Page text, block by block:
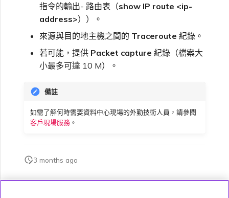
指令的輸出- 路由表（show IP route <ip-
address>））。
來源與目的地主機之間的 Traceroute 紀錄。
若可能，提供 Packet capture 紀錄（檔案大
小最多可達 10 M）。
備註
如需了解何時需要資料中心現場的外勤技術人員，請參閱
客戶現場服務 。
3 months ago